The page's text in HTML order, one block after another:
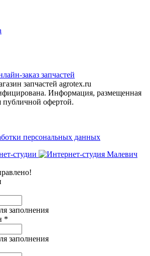
заказ запчастей
запчастей agrotex.ru
Информация, размещенная
публичной офертой.
персональных данных
студии
заполнения
*
заполнения